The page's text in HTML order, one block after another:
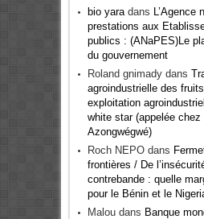
bio yaradans
prestations aux
publics : (ANaPES)Le
du gouvernement
Roland gnimadydans
agroindustrielle des
exploitation
white star (appelée
Azongwégwé)
Roch NEPOdans
frontières / De
contrebande : quelle
pour le Bénin et le
Maloudans Banque